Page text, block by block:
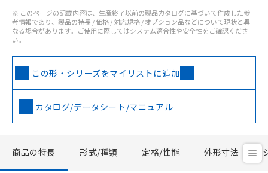
※ このページの記載内容は、生産終了以前の製品カタログに基づいて作成した参
考情報であり、製品の特長 / 価格 / 対応規格 / オプション品などについて現状と異
なる場合があります。ご使用に際してはシステム適合性や安全性をご確認くださ
い。
この形・シリーズをマイリストに追加
カタログ/データシート/マニュアル
商品の特長 形式/種類 定格/性能 外形寸法